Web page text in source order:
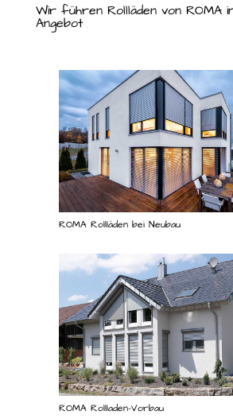
Wir führen Rollläden von ROMA
Angebot
ROMA Rollläden bei Neubau
ROMA Rollladen-Vorbau